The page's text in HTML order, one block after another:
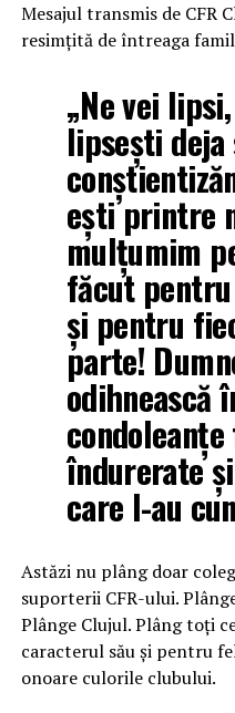
Mesajul transmis de CFR
resimțită de întreaga
„Ne vei
lipsești
ești printre
mulțumim
făcut
și pentru
parte!
odihnească
îndurerate
care l-au
Astăzi nu plâng doar
suporterii CFR-ului.
Plânge Clujul. Plâng toți
caracterul său și pentru
onoare culorile clubului.